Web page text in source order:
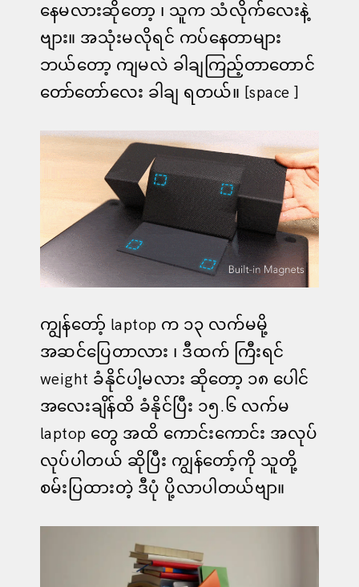
နေမလားဆိုတော့ ၊ သူက သံလိုက်လေးနဲ့
ဗျား။ အသုံးမလိုရင် ကပ်နေတာများ
ဘယ်တော့ ကျမလဲ ခါချကြည့်တာတောင်
တော်တော်လေး ခါချ ရတယ်။ [space ]
ကျွန်တော့် laptop က ၁၃ လက်မမို့
အဆင်ပြေတာလား ၊ ဒီထက် ကြီးရင်
weight ခံနိုင်ပါ့မလား ဆိုတော့ ၁၈ ပေါင်
အလေးချိန်ထိ ခံနိုင်ပြီး ၁၅.၆ လက်မ
laptop တွေ အထိ ကောင်းကောင်း အလုပ်
လုပ်ပါတယ် ဆိုပြီး ကျွန်တော့်ကို သူတို့
စမ်းပြထားတဲ့ ဒီပုံ ပို့လာပါတယ်ဗျာ။